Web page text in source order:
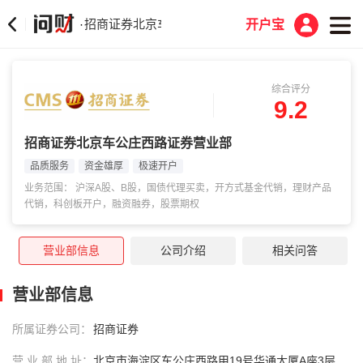
·招商证券北京车公庄西路证券营业部
开户宝
综合评分
9.2
招商证券北京车公庄西路证券营业部
品质服务 资金雄厚
极速开户
业务范围： 沪深A股、B股，国债代理买卖，开方式基金代销，理财产品
代销，科创板开户，融资融券，股票期权
营业部信息 公司介绍 相关问答
营业部信息
所属证券公司： 招商证券
营 业 部 地 址： 北京市海淀区车公庄西路甲19号华通大厦A座3层